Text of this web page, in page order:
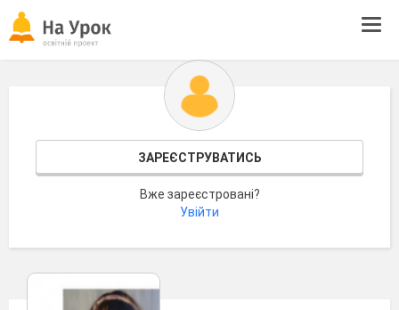
ЗАРЕЄСТРУВАТИСЬ
Вже зареєстровані?
Увійти